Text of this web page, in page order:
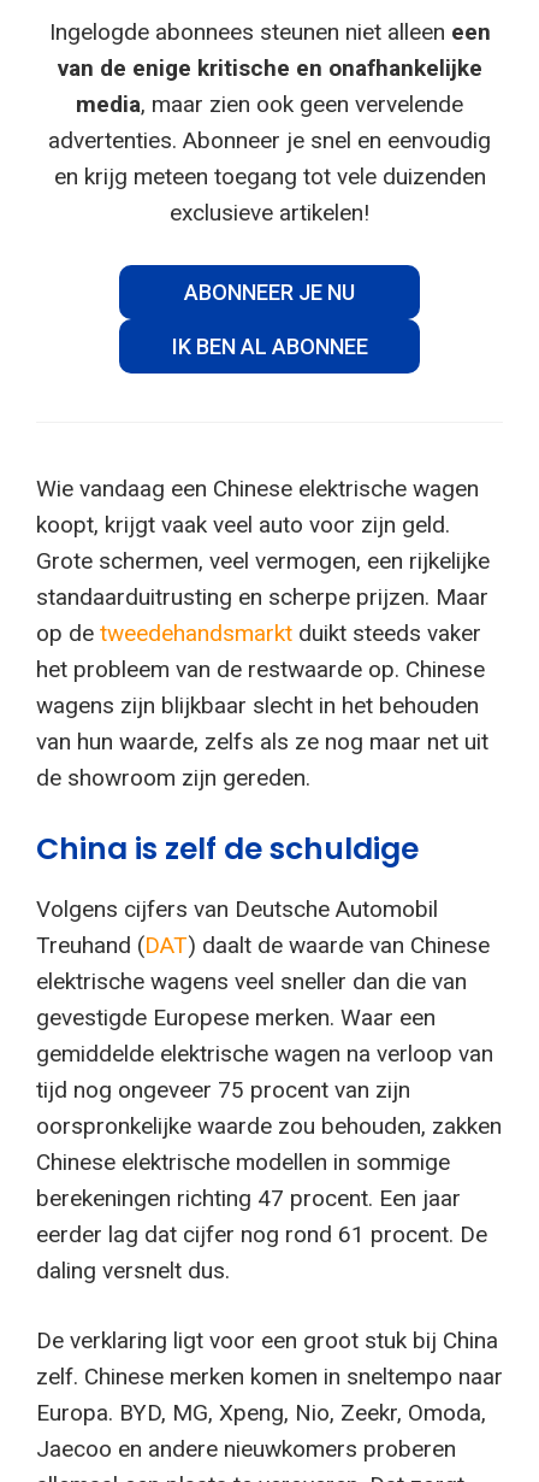
Ingelogde abonnees steunen niet alleen een
van de enige kritische en onafhankelijke
media, maar zien ook geen vervelende
advertenties. Abonneer je snel en eenvoudig
en krijg meteen toegang tot vele duizenden
exclusieve artikelen!
ABONNEER JE NU
IK BEN AL ABONNEE
Wie vandaag een Chinese elektrische wagen
koopt, krijgt vaak veel auto voor zijn geld.
Grote schermen, veel vermogen, een rijkelijke
standaarduitrusting en scherpe prijzen. Maar
op de tweedehandsmarkt duikt steeds vaker
het probleem van de restwaarde op. Chinese
wagens zijn blijkbaar slecht in het behouden
van hun waarde, zelfs als ze nog maar net uit
de showroom zijn gereden.
China is zelf de schuldige
Volgens cijfers van Deutsche Automobil
Treuhand (DAT) daalt de waarde van Chinese
elektrische wagens veel sneller dan die van
gevestigde Europese merken. Waar een
gemiddelde elektrische wagen na verloop van
tijd nog ongeveer 75 procent van zijn
oorspronkelijke waarde zou behouden, zakken
Chinese elektrische modellen in sommige
berekeningen richting 47 procent. Een jaar
eerder lag dat cijfer nog rond 61 procent. De
daling versnelt dus.
De verklaring ligt voor een groot stuk bij China
zelf. Chinese merken komen in sneltempo naar
Europa. BYD, MG, Xpeng, Nio, Zeekr, Omoda,
Jaecoo en andere nieuwkomers proberen